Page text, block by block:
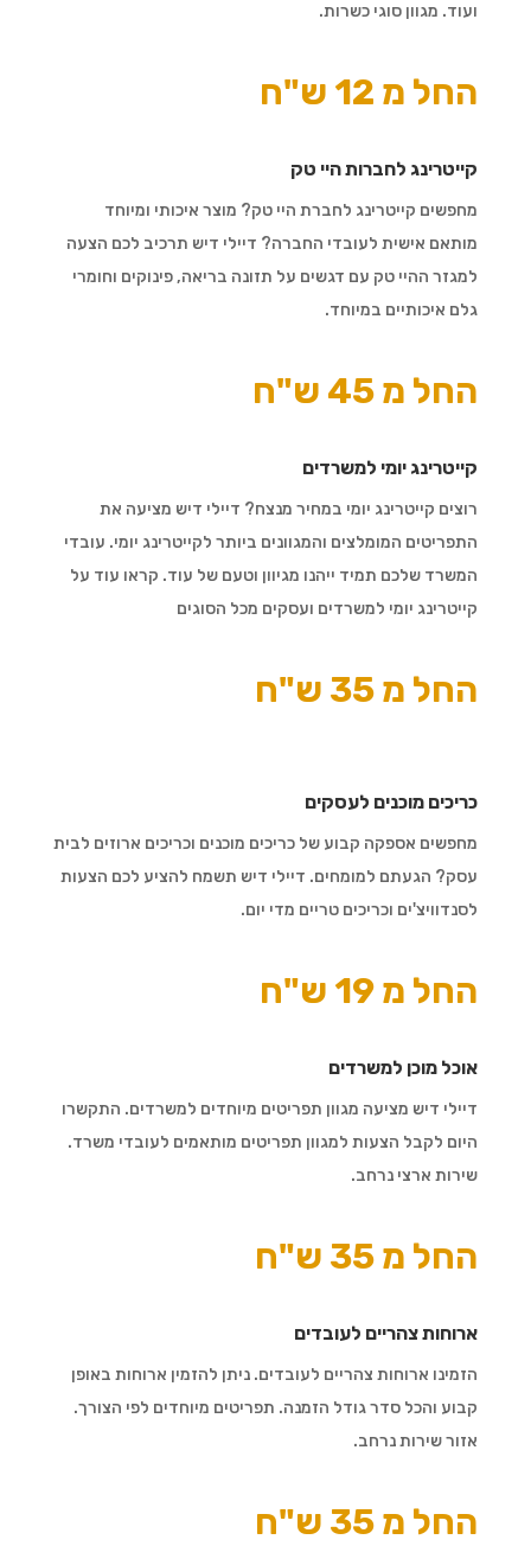
ועוד. מגוון סוגי כשרות.
החל מ 12 ש"ח
קייטרינג לחברות היי טק
מחפשים קייטרינג לחברת היי טק? מוצר איכותי ומיוחד
מותאם אישית לעובדי החברה? דיילי דיש תרכיב לכם הצעה
למגזר ההיי טק עם דגשים על תזונה בריאה, פינוקים וחומרי
גלם איכותיים במיוחד.
החל מ 45 ש"ח
קייטרינג יומי למשרדים
רוצים קייטרינג יומי במחיר מנצח? דיילי דיש מציעה את
התפריטים המומלצים והמגוונים ביותר לקייטרינג יומי. עובדי
המשרד שלכם תמיד ייהנו מגיוון וטעם של עוד. קראו עוד על
קייטרינג יומי למשרדים ועסקים מכל הסוגים
החל מ 35 ש"ח
כריכים מוכנים לעסקים
מחפשים אספקה קבוע של כריכים מוכנים וכריכים ארוזים לבית
עסק? הגעתם למומחים. דיילי דיש תשמח להציע לכם הצעות
לסנדוויצ'ים וכריכים טריים מדי יום.
החל מ 19 ש"ח
אוכל מוכן למשרדים
דיילי דיש מציעה מגוון תפריטים מיוחדים למשרדים. התקשרו
היום לקבל הצעות למגוון תפריטים מותאמים לעובדי משרד.
שירות ארצי נרחב.
החל מ 35 ש"ח
ארוחות צהריים לעובדים
הזמינו ארוחות צהריים לעובדים. ניתן להזמין ארוחות באופן
קבוע והכל סדר גודל הזמנה. תפריטים מיוחדים לפי הצורך.
אזור שירות נרחב.
החל מ 35 ש"ח